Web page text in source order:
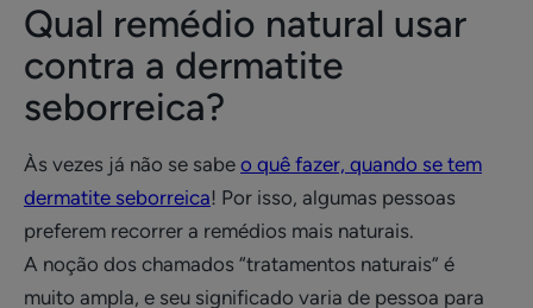
Qual remédio natural usar
contra a dermatite
seborreica?
Às vezes já não se sabe o quê fazer, quando se tem
dermatite seborreica! Por isso, algumas pessoas
preferem recorrer a remédios mais naturais.
A noção dos chamados “tratamentos naturais” é
muito ampla, e seu significado varia de pessoa para